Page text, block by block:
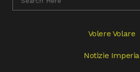
Volere Volare
Notizie Imperia